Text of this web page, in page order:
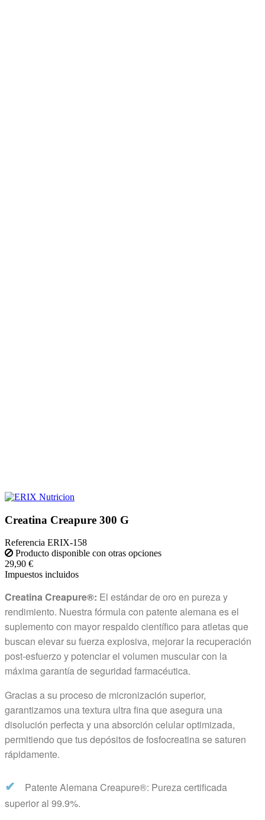
Creatina Creapure 300 G
Referencia ERIX-158
Producto disponible con otras opciones
29,90 €
Impuestos incluidos
Creatina Creapure®: El estándar de oro en pureza y
rendimiento. Nuestra fórmula con patente alemana es el
suplemento con mayor respaldo científico para atletas que
buscan elevar su fuerza explosiva, mejorar la recuperación
post-esfuerzo y potenciar el volumen muscular con la
máxima garantía de seguridad farmacéutica.
Gracias a su proceso de micronización superior,
garantizamos una textura ultra fina que asegura una
disolución perfecta y una absorción celular optimizada,
permitiendo que tus depósitos de fosfocreatina se saturen
rápidamente.
✔
Patente Alemana Creapure®: Pureza certificada
superior al 99.9%.